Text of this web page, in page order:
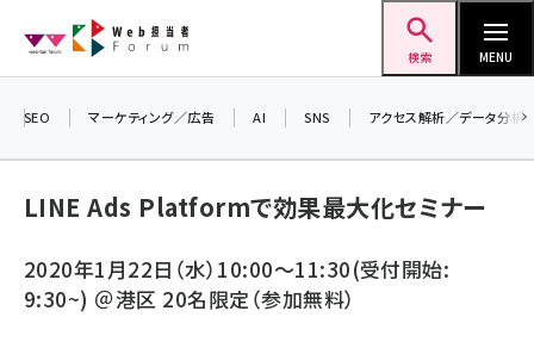
ン
検索 MENU
seo (3526)
ai (2807)
SEO マーケティング／広告 AI SNS アクセス解析／データ分析
LINE Ads Platformで効果最大化セミナー
2020年1月22日（水）10:00～11:30(受付開始:
9:30~) ＠港区 20名限定（参加無料）